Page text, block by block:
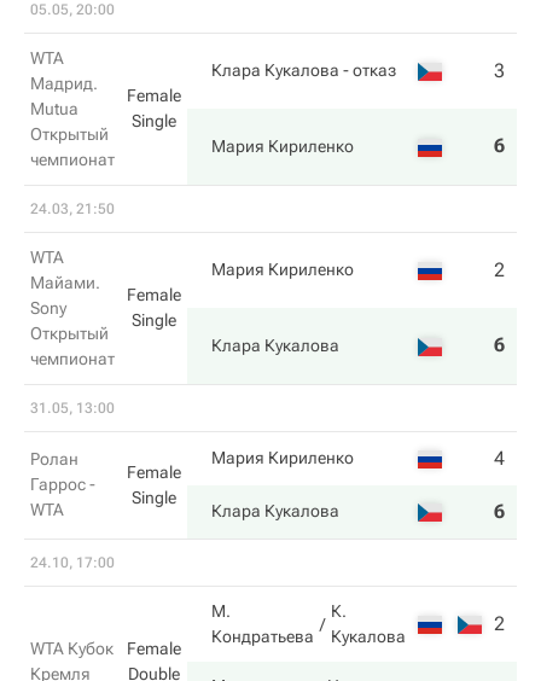
05.05, 20:00
WTA
Мадрид.
Mutua
Открытый
чемпионат
Female
Single
Клара Кукалова - отказ 3
Мария Кириленко 6
24.03, 21:50
WTA
Майами.
Sony
Открытый
чемпионат
Female
Single
Мария Кириленко 2
Клара Кукалова 6
31.05, 13:00
Ролан
Гаррос -
WTA
Female
Single
Мария Кириленко 4
Клара Кукалова 6
24.10, 17:00
WTA Кубок
Кремля
Female
Double
М.
Кондратьева
К.
Кукалова
2